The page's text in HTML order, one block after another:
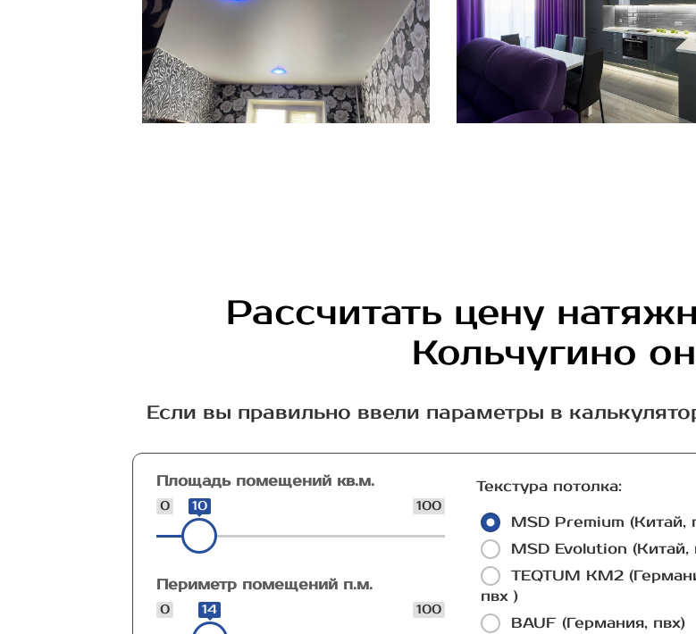
Рассчитать цену
Кольчугино
Если вы правильно ввели параметры в
Площадь помещений кв.м.
0 100
10
Периметр помещений п.м.
0 100
14
Текстура потолка:
MSD Premium (Китай,
MSD Evolution (Китай,
TEQTUM КМ2
пвх )
BAUF (Германия, пвх)